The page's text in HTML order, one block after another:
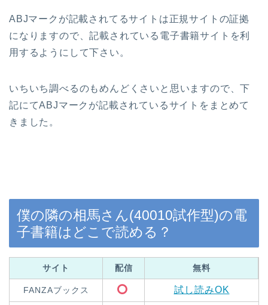
ABJマークが記載されてるサイトは正規サイトの証拠
になりますので、記載されている電子書籍サイトを利
用するようにして下さい。
いちいち調べるのもめんどくさいと思いますので、下
記にてABJマークが記載されているサイトをまとめて
きました。
僕の隣の相馬さん(40010試作型)の電
子書籍はどこで読める？
サイト 配信 無料
FANZAブックス 試し読みOK